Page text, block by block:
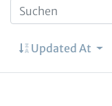
Updated At